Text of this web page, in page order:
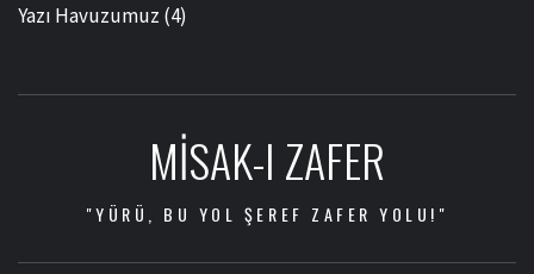
Yazı Havuzumuz (4)
MISAK-I ZAFER
"YÜRÜ, BU YOL ŞEREF ZAFER YOLU!"